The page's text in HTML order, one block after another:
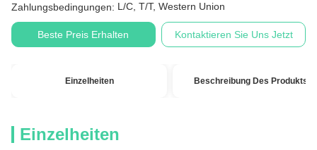
Zahlungsbedingungen: L/C, T/T, Western Union
Beste Preis Erhalten Kontaktieren Sie Uns Jetzt
Einzelheiten Beschreibung Des Produkts
Einzelheiten